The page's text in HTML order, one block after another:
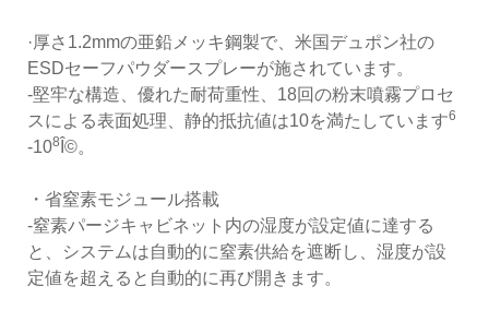
·厚さ1.2mmの亜鉛メッキ鋼製で、米国デュポン社の
ESDセーフパウダースプレーが施されています。
-堅牢な構造、優れた耐荷重性、18回の粉末噴霧プロセ
スによる表面処理、静的抵抗値は10を満たしています6
-108 Î©。
・省窒素モジュール搭載
-窒素パージキャビネット内の湿度が設定値に達する
と、システムは自動的に窒素供給を遮断し、湿度が設
定値を超えると自動的に再び開きます。